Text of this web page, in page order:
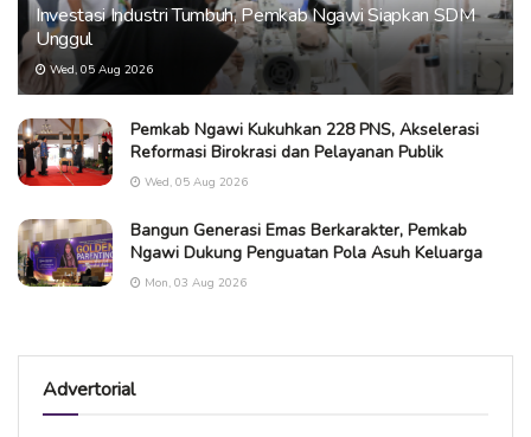
Investasi Industri Tumbuh, Pemkab Ngawi Siapkan SDM
Unggul
Wed, 05 Aug 2026
Pemkab Ngawi Kukuhkan 228 PNS, Akselerasi
Reformasi Birokrasi dan Pelayanan Publik
Wed, 05 Aug 2026
Bangun Generasi Emas Berkarakter, Pemkab
Ngawi Dukung Penguatan Pola Asuh Keluarga
Mon, 03 Aug 2026
Advertorial